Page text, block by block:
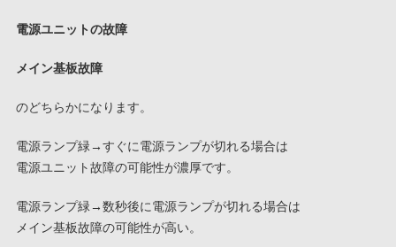
電源ユニットの故障
メイン基板故障
のどちらかになります。
電源ランプ緑→すぐに電源ランプが切れる場合は
電源ユニット故障の可能性が濃厚です。
電源ランプ緑→数秒後に電源ランプが切れる場合は
メイン基板故障の可能性が高い。